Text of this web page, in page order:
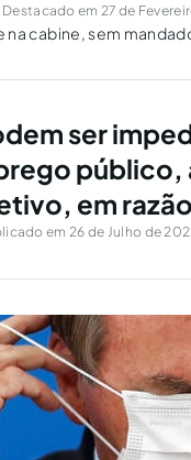
Destacado em 27 de
na cabine, sem
ser
público,
em
em 26 de Julho de